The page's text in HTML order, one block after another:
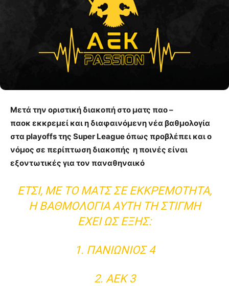
Μετά την οριστική διακοπή στο ματς παο –
παοκ εκκρεμεί και η διαφαινόμενη νέα βαθμολογία
στα playoffs της Super League όπως προβλέπει και ο
νόμος σε περίπτωση διακοπής η ποινές είναι
εξοντωτικές για τον παναθηναικό
ΈΤΣΙ, ΜΕ ΤΟ ΜΑΤΣ ΣΕ ΕΚΚΡΕΜΌΤΗΤΑ,
Η ΒΑΘΜΟΛΟΓΊΑ ΑΥΤΉ ΤΗ ΣΤΙΓΜΉ
ΈΧΕΙ ΩΣ ΕΞΉΣ:
1. ΠΑΝΙΏΝΙΟΣ 4
2. ΑΕΚ 3